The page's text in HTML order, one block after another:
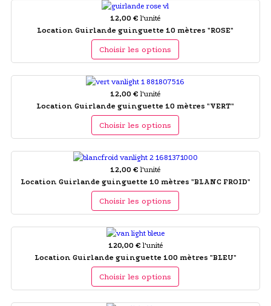
12,00 € l'unité
Location Guirlande guinguette 10 mètres "ROSE"
Choisir les options
12,00 € l'unité
Location Guirlande guinguette 10 mètres "VERT"
Choisir les options
12,00 € l'unité
Location Guirlande guinguette 10 mètres "BLANC FROID"
Choisir les options
120,00 € l'unité
Location Guirlande guinguette 100 mètres "BLEU"
Choisir les options